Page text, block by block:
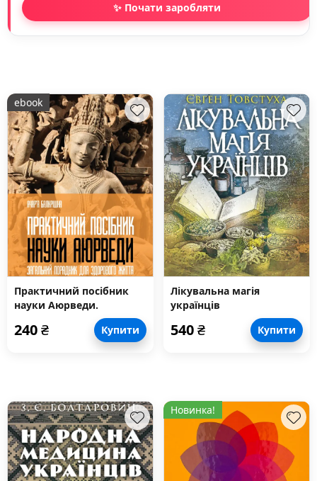
✨ Почати заробляти
ebook
Практичний посібник
науки Аюрведи.
Загальний порадник для
здорового життя
240₴ Купити
Лікувальна магія
українців
540₴ Купити
Новинка!